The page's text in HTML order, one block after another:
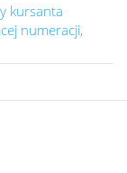
kursanta
numeracji,